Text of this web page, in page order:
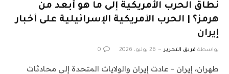
نطاق الحرب الأمريكية إلى ما هو أبعد من
هرمز؟ | الحرب الأمريكية الإسرائيلية على أخبار
إيران
بواسطة فريق التحرير 26 يوليو، 2026 0
طهران، إيران – عادت إيران والولايات المتحدة إلى محادثات